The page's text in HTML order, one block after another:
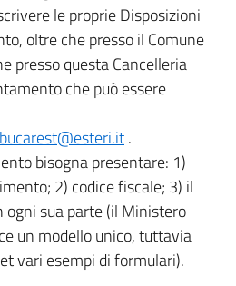
le proprie Disposizioni
oltre che presso il Comune
presso questa Cancelleria
che può essere
.
bisogna presentare: 1)
2) codice fiscale; 3) il
sua parte (il Ministero
un modello unico, tuttavia
vari esempi di formulari).